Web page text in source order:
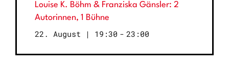
Louise K. Böhm & Franziska Gänsler: 2
Autorinnen, 1 Bühne
22. August | 19:30 - 23:00